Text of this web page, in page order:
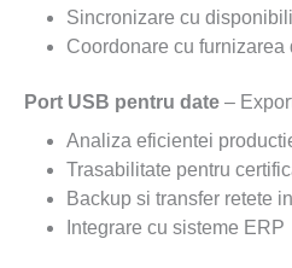
Sincronizare cu
Coordonare cu furnizarea
Port USB pentru date –
Analiza eficientei
Trasabilitate pentru
Backup si transfer retete
Integrare cu sisteme ERP